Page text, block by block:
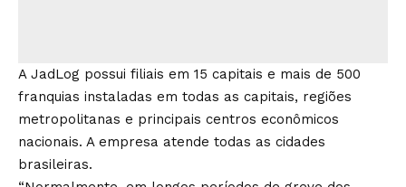
A JadLog possui filiais em 15 capitais e mais de 500
franquias instaladas em todas as capitais, regiões
metropolitanas e principais centros econômicos
nacionais. A empresa atende todas as cidades
brasileiras.